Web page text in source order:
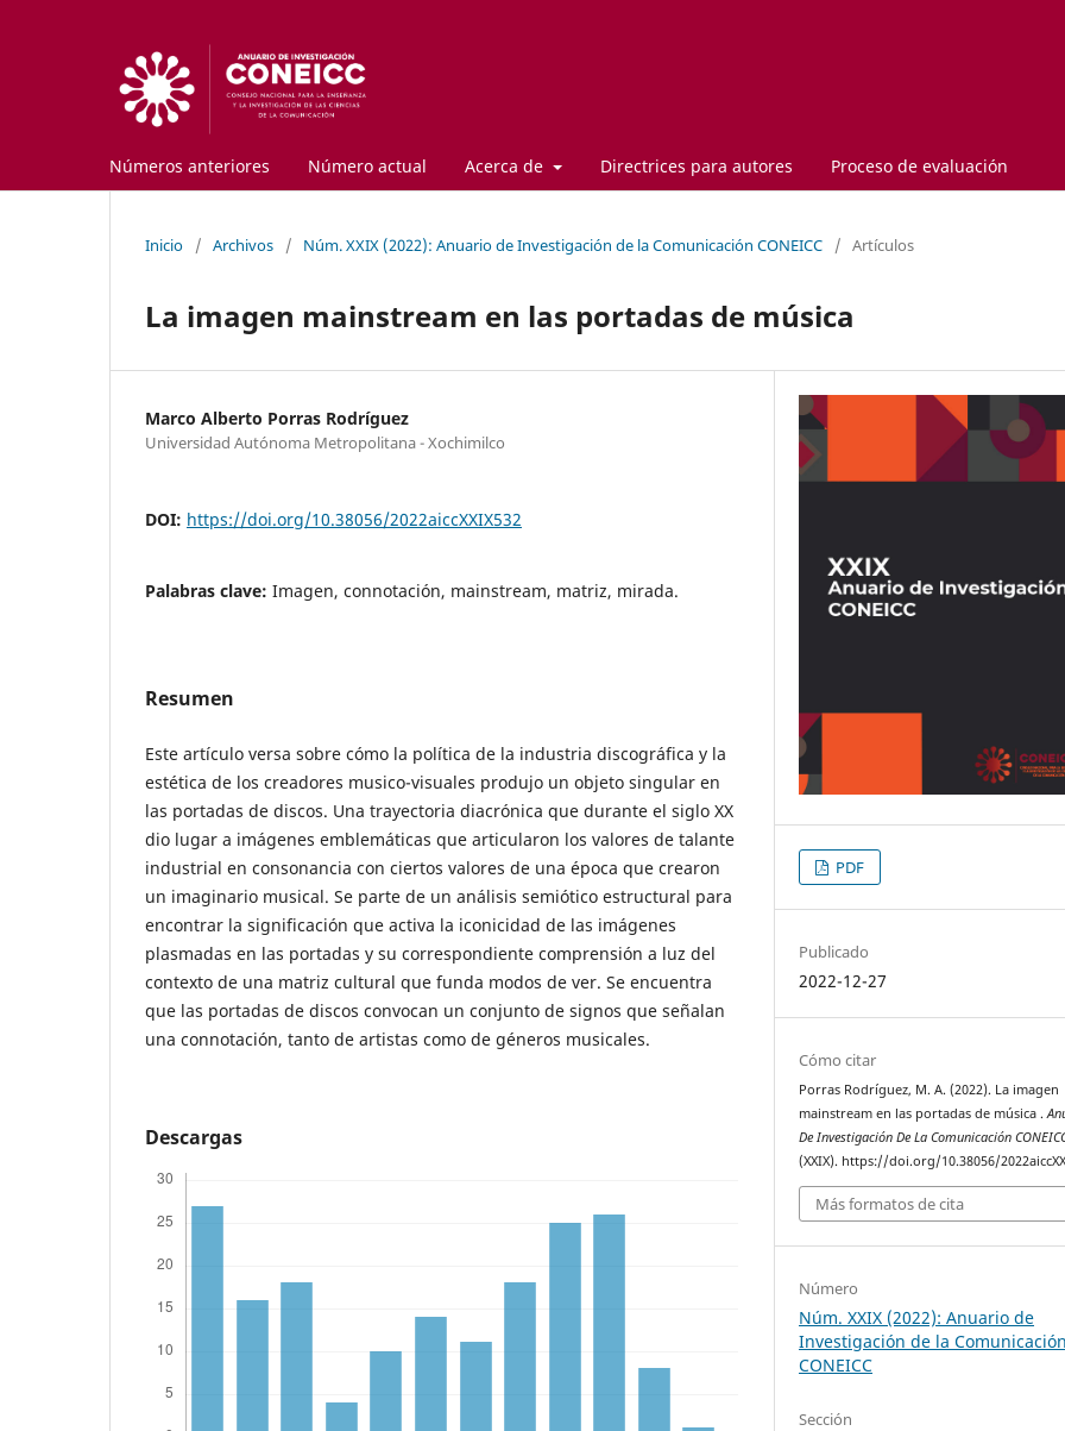
Números anteriores Número actual Acerca de Directrices para autores Proceso de evaluación
Inicio / Archivos / Núm. XXIX (2022): Anuario de Investigación de la Comunicación CONEICC / Artículos
La imagen mainstream en las portadas de música
Marco Alberto Porras Rodríguez
Universidad Autónoma Metropolitana - Xochimilco
DOI: https://doi.org/10.38056/2022aiccXXIX532
Palabras clave: Imagen, connotación, mainstream, matriz, mirada.
Resumen
Este artículo versa sobre cómo la política de la industria discográfica y la
estética de los creadores musico-visuales produjo un objeto singular en
las portadas de discos. Una trayectoria diacrónica que durante el siglo XX
dio lugar a imágenes emblemáticas que articularon los valores de talante
industrial en consonancia con ciertos valores de una época que crearon
un imaginario musical. Se parte de un análisis semiótico estructural para
encontrar la significación que activa la iconicidad de las imágenes
plasmadas en las portadas y su correspondiente comprensión a luz del
contexto de una matriz cultural que funda modos de ver. Se encuentra
que las portadas de discos convocan un conjunto de signos que señalan
una connotación, tanto de artistas como de géneros musicales.
Descargas
PDF
Publicado
2022-12-27
Cómo citar
Porras Rodríguez, M. A. (2022). La imagen
mainstream en las portadas de música .
De Investigación De La Comunicación
(XXIX). https://doi.org/10.38056/
Más formatos de cita
Número
Núm. XXIX (2022): Anuario de
Investigación de la Comunicación
CONEICC
Sección